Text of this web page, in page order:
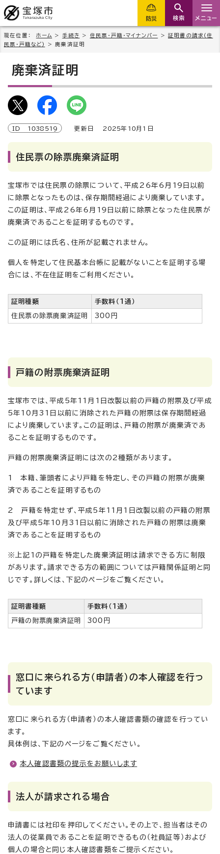
防災 検索 メニュー
現在位置： ホーム > 手続き > 住民票・戸籍・マイナンバー >証明書の請求(住
民票・戸籍など)
> 廃棄済証明
廃棄済証明
ID 1038519 更新日 2025年 10 月1日
住民票の除票廃棄済証明
宝塚市では住民票の除票について、平成26年6月19日以前
に除票となったものは、保存期間経過により廃棄しています。
この証明は、平成26年6月19日以前に除票となった住民票が
廃棄済であることを証明するものです。
この証明には氏名、住所が記載されません。
個人を特定して住民基本台帳に記載がないことを証明する場
合には、不在住証明をご利用ください。
証明種類 手数料（1通）
住民票の除票廃棄済証明 300円
戸籍の附票廃棄済証明
宝塚市では、平成5年11月1日改製以前の戸籍の附票及び平成
5年10月31日以前に消除された戸籍の附票は保存期間経過
により廃棄しています。この証明は、戸籍の附票が廃棄済であ
ることを証明するものです。
戸籍の附票廃棄済証明には次の2種類があります。
1 本籍、筆頭者により戸籍を特定し、その戸籍の附票が廃棄
済であることを証明するもの
2 戸籍を特定せず、平成5年11月1日改製以前の戸籍の附票
及び平成5年10月31日以前に消除された戸籍の附票は廃棄
済であることを証明するもの
※上記1の戸籍を特定した廃棄済証明は請求できる方に制限
があります。請求できる方の範囲については戸籍関係証明と同
じです。詳しくは、下記のページをご覧ください。
証明書種類 手数料（1通）
戸籍の附票廃棄済証明 300円
窓口に来られる方（申請者）の本人確認を行っ
ています
窓口に来られる方（申請者）の本人確認書類の確認を行ってい
ます。
具体例は、下記のページをご覧ください。
本人確認書類の提示をお願いします
法人が請求される場合
申請書には社印を押印してください。その上で、担当者はその
法人の従業員であることを証明できるもの（社員証等）および
個人の場合と同じ本人確認書類をご提示ください。